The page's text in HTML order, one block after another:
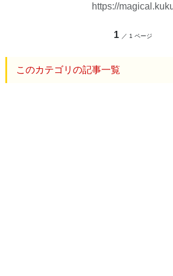
https://
1 ／ 1 ページ
このカテゴリの記事一覧